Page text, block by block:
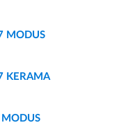
MODUS
KERAMA